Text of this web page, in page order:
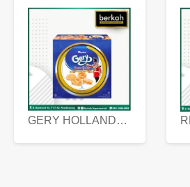
GERY HOLLANDA BUTTER COOKIES 450 GRAM